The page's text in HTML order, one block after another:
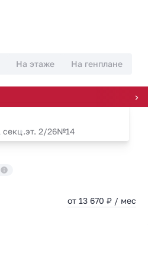
На этаже На генплане
секц.эт. 2/26№14
от 13 670 ₽ / мес